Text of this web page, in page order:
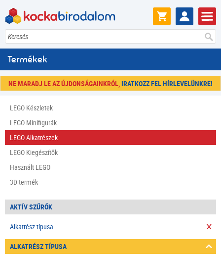
Keresés
Termékek
NE MARADJ LE AZ ÚJDONSÁGAINKRÓL, IRATKOZZ FEL HÍRLEVELÜNKRE!
LEGO Készletek
LEGO Minifigurák
LEGO Alkatrészek
LEGO Kiegészítők
Használt LEGO
3D termék
AKTÍV SZŰRŐK
Alkatrész típusa
ALKATRÉSZ TÍPUSA